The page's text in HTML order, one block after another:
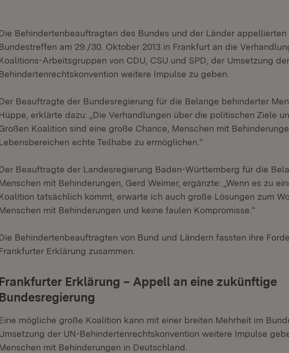
Behindertenbeauftragten des Bundes und der Länder appellierten
am 29./30. Oktober 2013 in Frankfurt an die
Arbeitsgruppen von CDU, CSU und SPD, der Umsetzung
weitere Impulse zu geben.
Beauftragte der Bundesregierung für die Belange behinderter
erklärte dazu: „Die Verhandlungen über die politischen Ziele
Koalition sind eine große Chance, Menschen mit
echte Teilhabe zu ermöglichen.“
Beauftragte der Landesregierung Baden-Württemberg für die
mit Behinderungen, Gerd Weimer, ergänzte: „Wenn es zu
tatsächlich kommt, erwarte ich auch große Lösungen zum
mit Behinderungen und keine faulen Kompromisse.“
Behindertenbeauftragten von Bund und Ländern fassten ihre
Erklärung zusammen:
Frankfurter Erklärung – Appell an eine zukünftige
Bundesregierung
mögliche große Koalition kann mit einer breiten Mehrheit im
der UN-Behindertenrechtskonvention weitere Impulse
mit Behinderungen in Deutschland.